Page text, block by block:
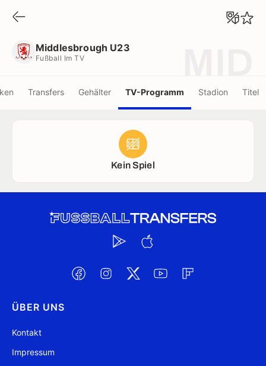
Middlesbrough U23
Fußball Im TV
Transfers Gehälter TV-Programm Stadion Titel
Kein Spiel
ÜBER UNS
Kontakt
Impressum